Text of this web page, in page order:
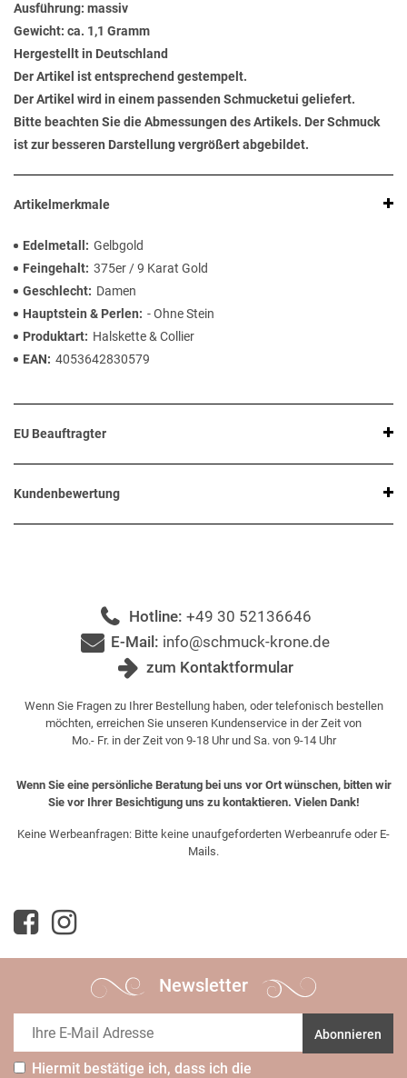
Ausführung: massiv
Gewicht: ca. 1,1 Gramm
Hergestellt in Deutschland
Der Artikel ist entsprechend gestempelt.
Der Artikel wird in einem passenden Schmucketui geliefert.
Bitte beachten Sie die Abmessungen des Artikels. Der Schmuck
ist zur besseren Darstellung vergrößert abgebildet.
Artikelmerkmale
Edelmetall
Gelbgold
Feingehalt 375er / 9 Karat Gold
Geschlecht
Damen
Hauptstein & Perlen
- Ohne Stein
Produktart
Halskette & Collier
EAN
4053642830579
EU Beauftragter
Kundenbewertung
Hotline: +49 30 52136646
E-Mail: info@schmuck-krone.de
zum Kontaktformular
Wenn Sie Fragen zu Ihrer Bestellung haben, oder telefonisch bestellen
möchten, erreichen Sie unseren Kundenservice in der Zeit von
Mo.- Fr. in der Zeit von 9-18 Uhr und Sa. von 9-14 Uhr
Wenn Sie eine persönliche Beratung bei uns vor Ort wünschen, bitten wir
Sie vor Ihrer Besichtigung uns zu kontaktieren. Vielen Dank!
Keine Werbeanfragen: Bitte keine unaufgeforderten Werbeanrufe oder E-
Mails.
Newsletter
Abonnieren
Hiermit bestätige ich, dass ich die